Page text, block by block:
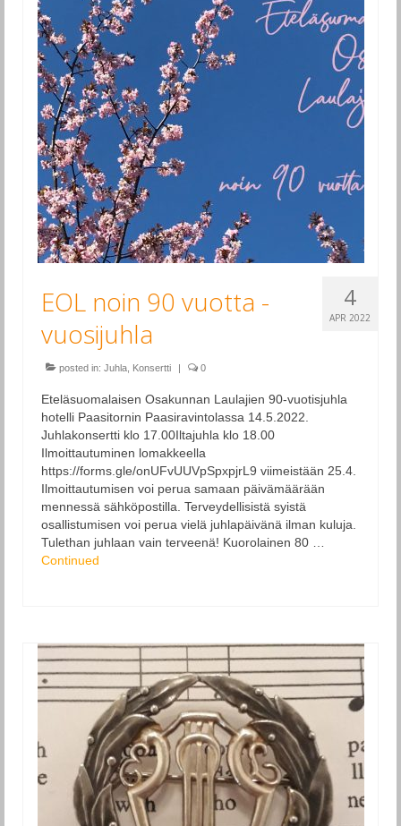
Ohjelmisto
Levyt
Tilaa kuoro
Yhteystiedot
EOL historia
Historia: Eteläsuomalaisen Osakunnan
Laulajat
4
APR 2022
EOL noin 90 vuotta -
vuosijuhla
posted in: Juhla Konsertti | 0
Eteläsuomalaisen Osakunnan Laulajien 90-vuotisjuhla
hotelli Paasitornin Paasiravintolassa 14.5.2022.
Juhlakonsertti klo 17.00Iltajuhla klo 18.00
Ilmoittautuminen lomakkeella
https://forms.gle/onUFvUUVpSpxpjrL9 viimeistään 25.4.
Ilmoittautumisen voi perua samaan päivämäärään
mennessä sähköpostilla. Terveydellisistä syistä
osallistumisen voi perua vielä juhlapäivänä ilman kuluja.
Tulethan juhlaan vain terveenä! Kuorolainen 80 …
Continued